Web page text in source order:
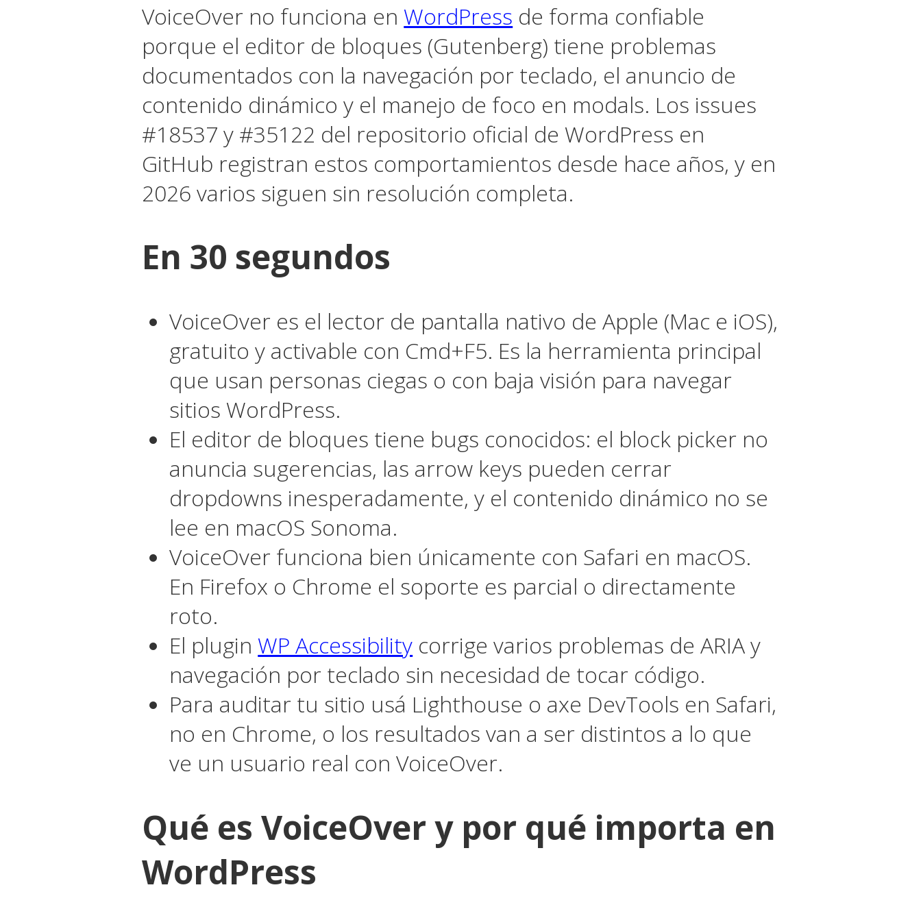
VoiceOver no funciona en WordPress de forma confiable
porque el editor de bloques (Gutenberg) tiene problemas
documentados con la navegación por teclado, el anuncio de
contenido dinámico y el manejo de foco en modals. Los issues
#18537 y #35122 del repositorio oficial de WordPress en
GitHub registran estos comportamientos desde hace años, y en
2026 varios siguen sin resolución completa.
En 30 segundos
VoiceOver es el lector de pantalla nativo de Apple (Mac e iOS),
gratuito y activable con Cmd+F5. Es la herramienta principal
que usan personas ciegas o con baja visión para navegar
sitios WordPress.
El editor de bloques tiene bugs conocidos: el block picker no
anuncia sugerencias, las arrow keys pueden cerrar
dropdowns inesperadamente, y el contenido dinámico no se
lee en macOS Sonoma.
VoiceOver funciona bien únicamente con Safari en macOS.
En Firefox o Chrome el soporte es parcial o directamente
roto.
El plugin WP Accessibility corrige varios problemas de ARIA y
navegación por teclado sin necesidad de tocar código.
Para auditar tu sitio usá Lighthouse o axe DevTools en Safari,
no en Chrome, o los resultados van a ser distintos a lo que
ve un usuario real con VoiceOver.
Qué es VoiceOver y por qué importa en
WordPress